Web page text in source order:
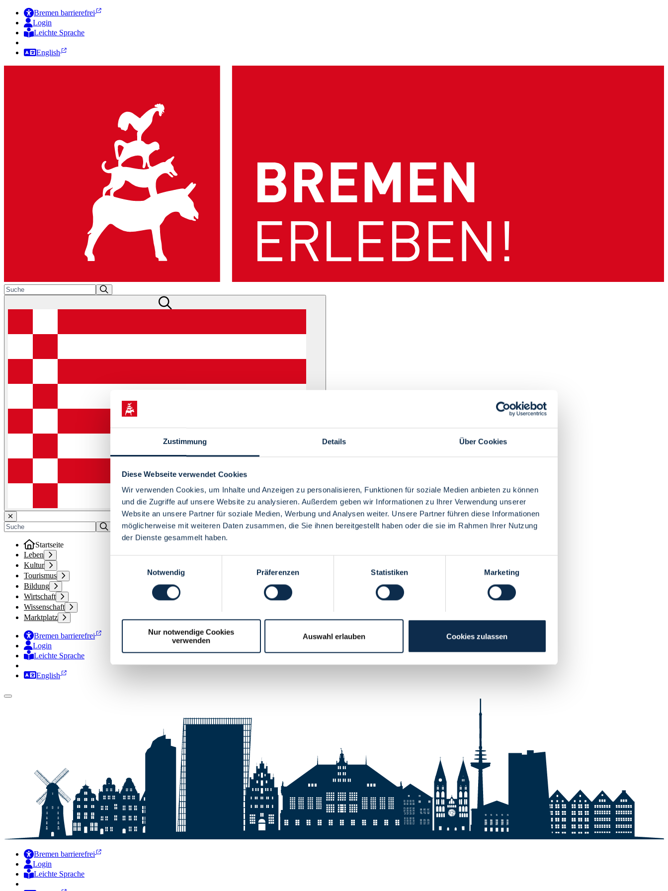
Zustimmung Details Über Cookies
Diese Webseite verwendet Cookies
Wir verwenden Cookies, um Inhalte und Anzeigen zu personalisieren, Funktionen für soziale Medien anbieten zu können
und die Zugriffe auf unsere Website zu analysieren. Außerdem geben wir Informationen zu Ihrer Verwendung unserer
Website an unsere Partner für soziale Medien, Werbung und Analysen weiter. Unsere Partner führen diese Informationen
möglicherweise mit weiteren Daten zusammen, die Sie ihnen bereitgestellt haben oder die sie im Rahmen Ihrer Nutzung
der Dienste gesammelt haben.
Notwendig
Präferenzen Statistiken Marketing
Nur notwendige Cookies
verwenden
Auswahl erlauben Cookies zulassen
Bremen barrierefrei
Login
Leichte Sprache
English
Menü
Startseite
Leben
Kultur
Tourismus
Bildung
Wirtschaft
Wissenschaft
Marktplatz
Bremen barrierefrei
Login
Leichte Sprache
Zur Deutschen Gebärdensprache
English
Bremen barrierefrei
Login
Leichte Sprache